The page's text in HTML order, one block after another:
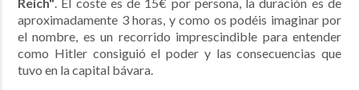
Reich". El coste es de 15€ por persona, la duración es de
aproximadamente 3 horas, y como os podéis imaginar por
el nombre, es un recorrido imprescindible para entender
como Hitler consiguió el poder y las consecuencias que
tuvo en la capital bávara.